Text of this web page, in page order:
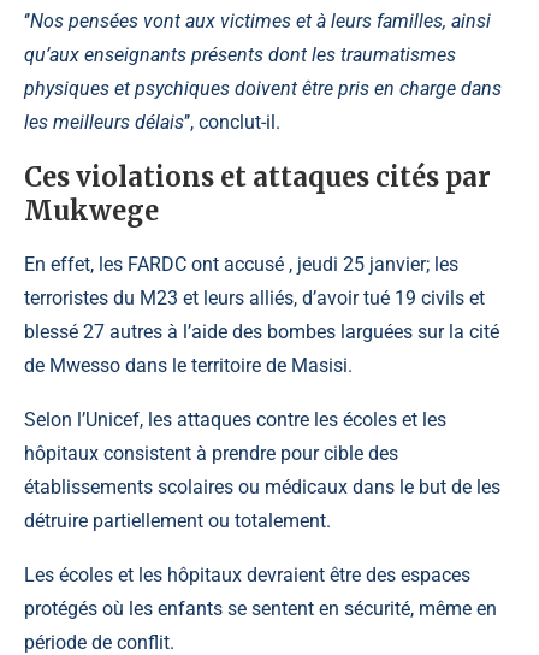
‘’Nos pensées vont aux victimes et à leurs familles, ainsi
qu’aux enseignants présents dont les traumatismes
physiques et psychiques doivent être pris en charge dans
les meilleurs délais’’, conclut-il.
Ces violations et attaques cités par
Mukwege
En effet, les FARDC ont accusé , jeudi 25 janvier; les
terroristes du M23 et leurs alliés, d’avoir tué 19 civils et
blessé 27 autres à l’aide des bombes larguées sur la cité
de Mwesso dans le territoire de Masisi.
Selon l’Unicef, les attaques contre les écoles et les
hôpitaux consistent à prendre pour cible des
établissements scolaires ou médicaux dans le but de les
détruire partiellement ou totalement.
Les écoles et les hôpitaux devraient être des espaces
protégés où les enfants se sentent en sécurité, même en
période de conflit.